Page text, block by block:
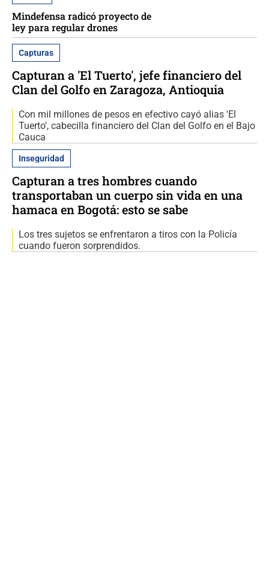
Mindefensa radicó proyecto de
ley para regular drones
Capturas
Capturan a 'El Tuerto', jefe financiero del
Clan del Golfo en Zaragoza, Antioquia
Con mil millones de pesos en efectivo cayó alias 'El
Tuerto', cabecilla financiero del Clan del Golfo en el Bajo
Cauca
Inseguridad
Capturan a tres hombres cuando
transportaban un cuerpo sin vida en una
hamaca en Bogotá: esto se sabe
Los tres sujetos se enfrentaron a tiros con la Policía
cuando fueron sorprendidos.